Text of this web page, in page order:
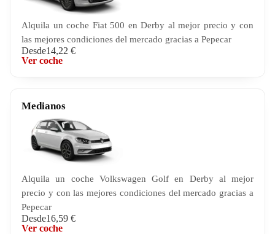
Alquila un coche Fiat 500 en Derby al mejor precio y con
las mejores condiciones del mercado gracias a Pepecar
Desde14,22 €
Ver coche
Medianos
Alquila un coche Volkswagen Golf en Derby al mejor
precio y con las mejores condiciones del mercado gracias a
Pepecar
Desde16,59 €
Ver coche